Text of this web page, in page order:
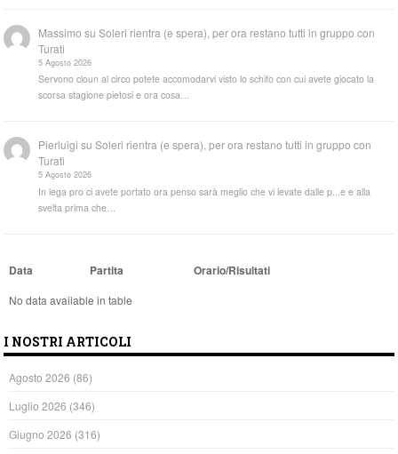
Massimo suSoleri rientra (e spera), per ora restano tutti in gruppo con
Turati
5 Agosto 2026
Servono cloun al circo potete accomodarvi visto lo schifo con cui avete giocato la
scorsa stagione pietosi e ora cosa…
Pierluigi suSoleri rientra (e spera), per ora restano tutti in gruppo con
Turati
5 Agosto 2026
In lega pro ci avete portato ora penso sarà meglio che vi levate dalle p...e e alla
svelta prima che…
Data Partita Orario/Risultati
No data available in table
I NOSTRI ARTICOLI
Agosto 2026 (86)
Luglio 2026 (346)
Giugno 2026 (316)